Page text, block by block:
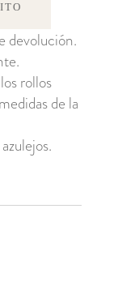
devolución.
rollos
de la